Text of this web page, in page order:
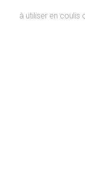
à utiliser en coulis